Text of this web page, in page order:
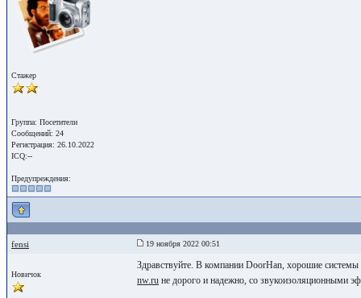
Стажер
Группа: Посетители
Сообщений: 24
Регистрация: 26.10.2022
ICQ:--
Предупреждения:
fensi 19 ноября 2022 00:51
Новичок
Здравствуйте. В компании DoorHan, хорошие
nw.ru не дорого и надежно, со звукоизоляционными